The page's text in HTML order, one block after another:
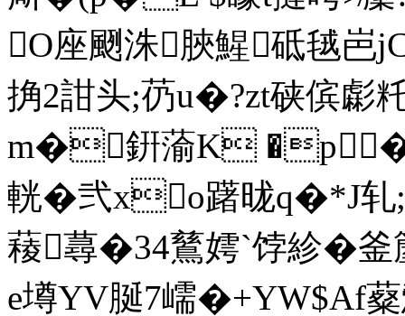
O座颲洙脥鯹砥毧
捔2詌头;芿u�?zt硖傧虨
m�銒蕍K
輄�弐xo躇昽
薐蕁�34鶿嫮`饽紾�釜
e墫YV脠7嶿�+YW$Af